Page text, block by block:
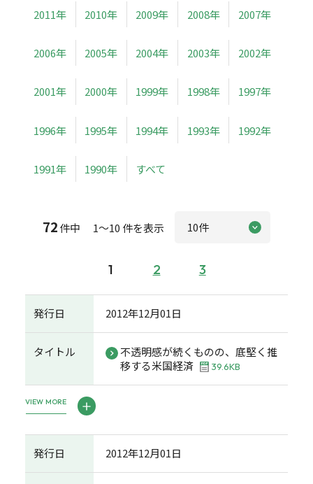
2011年 2010年 2009年 2008年 2007年
2006年 2005年 2004年 2003年 2002年
2001年 2000年 1999年 1998年 1997年
1996年 1995年 1994年 1993年 1992年
1991年 1990年 すべて
72件中 1～10 件を表示
1 2 3
発行日 2012年12月01日
タイトル
不透明感が続くものの、底堅く推
移する米国経済
39.6KB
VIEW MORE
発行日 2012年12月01日